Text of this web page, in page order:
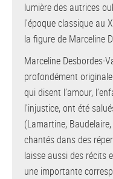
lumière des autrices
l’époque classique au
la figure de Marceline
Marceline Desbordes-
profondément
qui disent l’amour,
l’injustice, ont été
(Lamartine,
chantés dans des
laisse aussi des récits
une importante